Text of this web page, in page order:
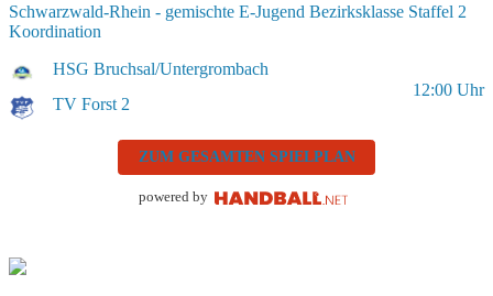
Schwarzwald-Rhein - gemischte E-Jugend Bezirksklasse Staffel 2
Koordination
HSG Bruchsal/Untergrombach
TV Forst 2
12:00 Uhr
ZUM GESAMTEN SPIELPLAN
powered by